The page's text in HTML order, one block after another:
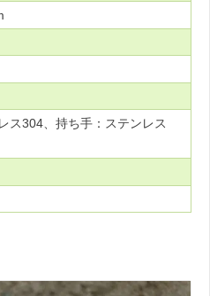
ス304、持ち手：ステンレス